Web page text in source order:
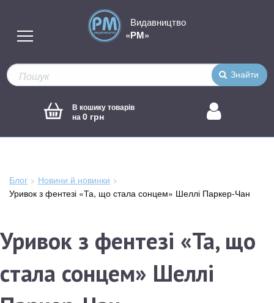
Видавництво
«РМ»
Знайти
В кошику товарів
на0 грн
Блог
Новини й новинки
Зараз
Уривок з фентезі «Та, що стала сонцем» Шеллі Паркер-Чан
Уривок з фентезі «Та, що
стала сонцем» Шеллі